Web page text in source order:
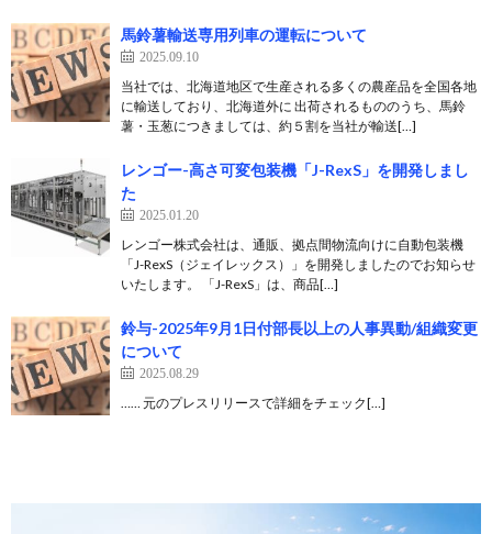
馬鈴薯輸送専用列車の運転について
2025.09.10
当社では、北海道地区で生産される多くの農産品を全国各地
に輸送しており、北海道外に 出荷されるもののうち、馬鈴
薯・玉葱につきましては、約５割を当社が輸送[…]
レンゴー-高さ可変包装機「J-RexS」を開発しまし
た
2025.01.20
レンゴー株式会社は、通販、拠点間物流向けに自動包装機
「J-RexS（ジェイレックス）」を開発しましたのでお知らせ
いたします。 「J-RexS」は、商品[…]
鈴与-2025年9月1日付部長以上の人事異動/組織変更
について
2025.08.29
…… 元のプレスリリースで詳細をチェック[…]